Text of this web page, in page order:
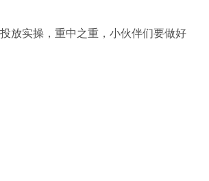
放实操，重中之重，小伙伴们要做好